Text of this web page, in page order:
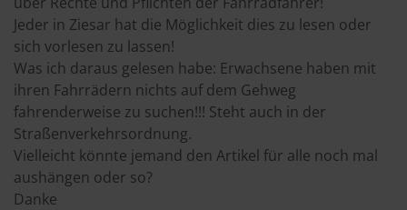
Jeder in Ziesar hat die Möglichkeit dies zu lesen oder
sich vorlesen zu lassen!
Was ich daraus gelesen habe: Erwachsene haben mit
ihren Fahrrädern nichts auf dem Gehweg
fahrenderweise zu suchen!!! Steht auch in der
Straßenverkehrsordnung.
Vielleicht könnte jemand den Artikel für alle noch mal
aushängen oder so?
Danke